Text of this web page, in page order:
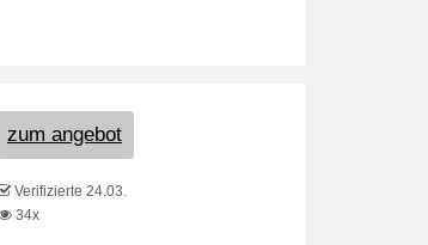
zum angebot
Verifizierte 24.03.
34x